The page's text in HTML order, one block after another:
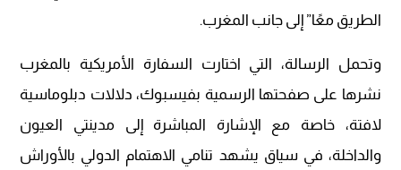
الطريق معًا” إلى جانب المغرب.
وتحمل الرسالة، التي اختارت السفارة الأمريكية بالمغرب
نشرها على صفحتها الرسمية بفيسبوك، دلالات دبلوماسية
لافتة، خاصة مع الإشارة المباشرة إلى مدينتي العيون
والداخلة، في سياق يشهد تنامي الاهتمام الدولي بالأوراش